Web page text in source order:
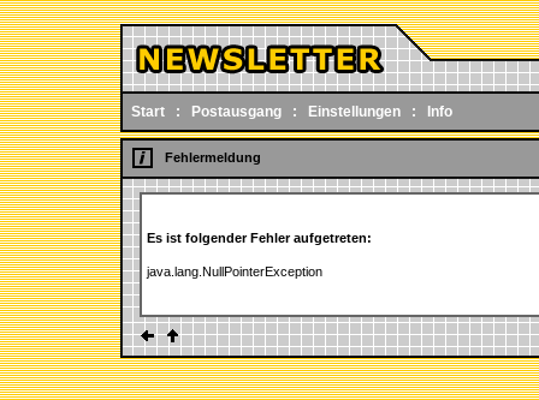
Start : Postausgang : Einstellungen : Info
Fehlermeldung
Es ist folgender Fehler aufgetreten:
java.lang.NullPointerException